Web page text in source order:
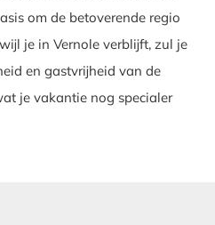
om de betoverende regio
je in Vernole verblijft, zul je
en gastvrijheid van de
je vakantie nog specialer